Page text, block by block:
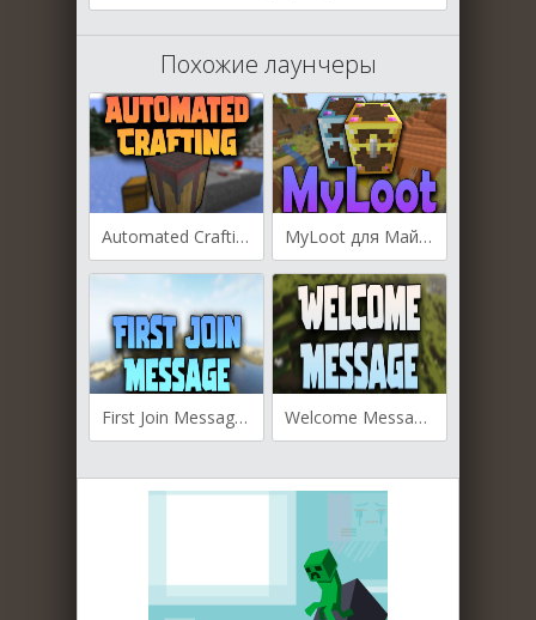
Похожие лаунчеры
Automated Crafting для Майнкрафт [1.20.2, 1.20.1, 1.20] MyLoot для Майнкрафт [1.20.1, 1.19.3, 1.19.2]
First Join Message для Майнкрафт [1.20.1, 1.20, 1.19.4] Welcome Message для Майнкрафт [1.19.3, 1.19.2, 1.19.1]